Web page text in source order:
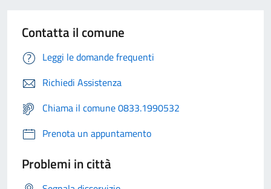
Contatta il comune
Leggi le domande frequenti
Richiedi Assistenza
Chiama il comune 0833.1990532
Prenota un appuntamento
Problemi in città